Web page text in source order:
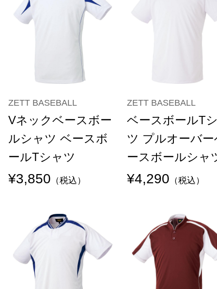
ZETT BASEBALL
Vネックベースボー
ルシャツ ベースボ
ールTシャツ
¥3,850 （税込）
ZETT BASEBALL
ベースボールT
ツ プルオーバー
ースボールシャ
¥4,290 （税込）